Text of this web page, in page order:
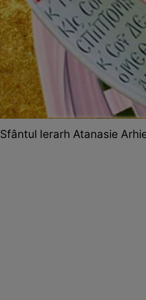
Sfântul Ierarh Atanasie